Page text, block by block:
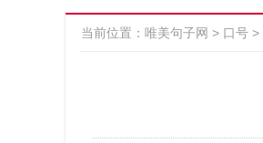
当前位置： 唯美句子网 > 口号 >